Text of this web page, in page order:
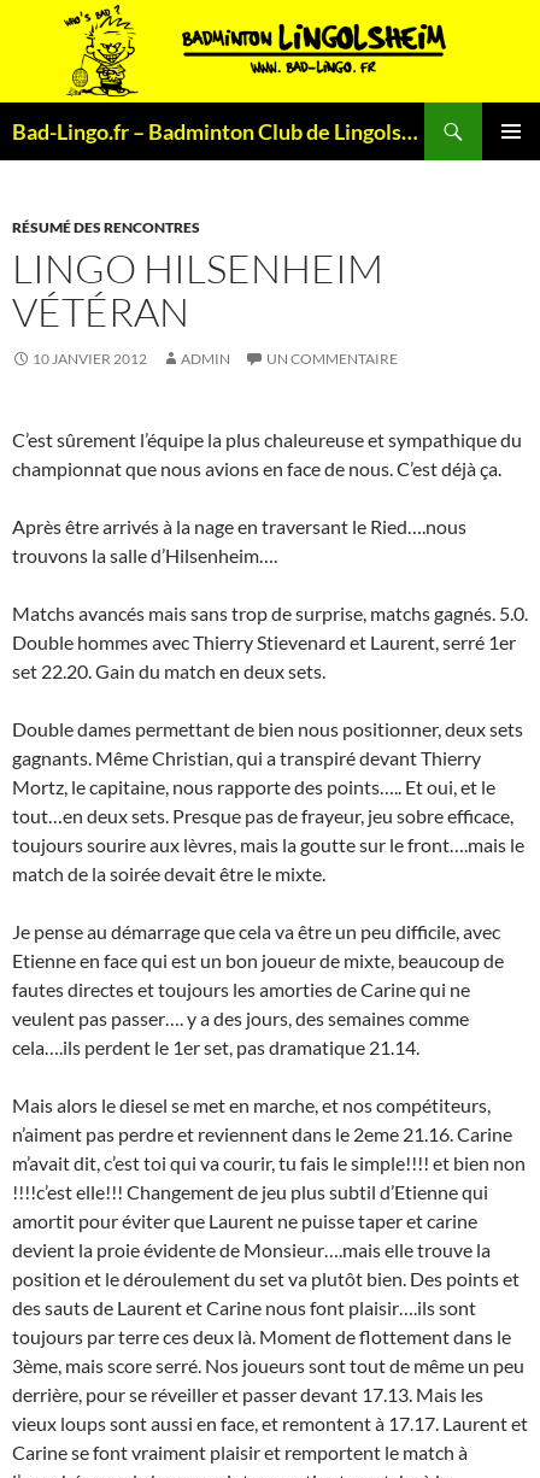
Bad-Lingo.fr – Badminton Club de Lingolsheim
RÉSUMÉ DES RENCONTRES
LINGO HILSENHEIM
VÉTÉRAN
10 JANVIER 2012 ADMIN UN COMMENTAIRE
C’est sûrement l’équipe la plus chaleureuse et sympathique du
championnat que nous avions en face de nous. C’est déjà ça.
Après être arrivés à la nage en traversant le Ried….nous
trouvons la salle d’Hilsenheim….
Matchs avancés mais sans trop de surprise, matchs gagnés. 5.0.
Double hommes avec Thierry Stievenard et Laurent, serré 1er
set 22.20. Gain du match en deux sets.
Double dames permettant de bien nous positionner, deux sets
gagnants. Même Christian, qui a transpiré devant Thierry
Mortz, le capitaine, nous rapporte des points….. Et oui, et le
tout…en deux sets. Presque pas de frayeur, jeu sobre efficace,
toujours sourire aux lèvres, mais la goutte sur le front….mais le
match de la soirée devait être le mixte.
Je pense au démarrage que cela va être un peu difficile, avec
Etienne en face qui est un bon joueur de mixte, beaucoup de
fautes directes et toujours les amorties de Carine qui ne
veulent pas passer…. y a des jours, des semaines comme
cela….ils perdent le 1er set, pas dramatique 21.14.
Mais alors le diesel se met en marche, et nos compétiteurs,
n’aiment pas perdre et reviennent dans le 2eme 21.16. Carine
m’avait dit, c’est toi qui va courir, tu fais le simple!!!! et bien non
!!!!c’est elle!!! Changement de jeu plus subtil d’Etienne qui
amortit pour éviter que Laurent ne puisse taper et carine
devient la proie évidente de Monsieur….mais elle trouve la
position et le déroulement du set va plutôt bien. Des points et
des sauts de Laurent et Carine nous font plaisir….ils sont
toujours par terre ces deux là. Moment de flottement dans le
3ème, mais score serré. Nos joueurs sont tout de même un peu
derrière, pour se réveiller et passer devant 17.13. Mais les
vieux loups sont aussi en face, et remontent à 17.17. Laurent et
Carine se font vraiment plaisir et remportent le match à